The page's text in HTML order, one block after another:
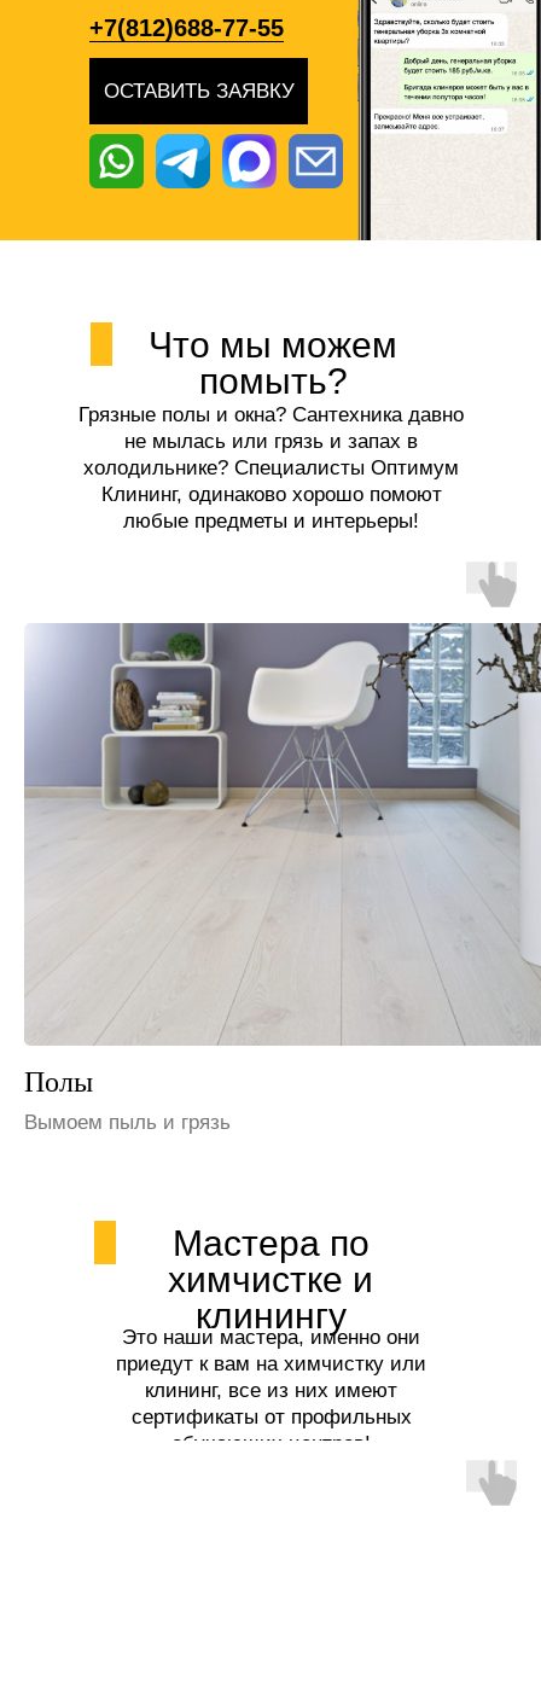
ОСТАВИТЬ ЗАЯВКУ
+7(812)688-77-55
Что мы можем
помыть?
Грязные полы и окна? Сантехника давно
не мылась или грязь и запах в
холодильнике? Специалисты Оптимум
Клининг, одинаково хорошо помоют
любые предметы и интерьеры!
Шкафы и полки
Избавим от пыли
Мастера по
химчистке и
клинингу
Это наши мастера, именно они
приедут к вам на химчистку или
клининг, все из них имеют
сертификаты от профильных
обучающих центров!